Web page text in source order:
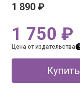
1 890 ₽
1 750 ₽
Цена от издательства
Купить